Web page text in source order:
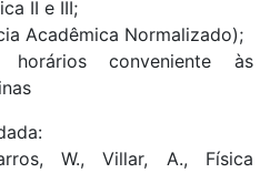
II e III;
Acadêmica Normalizado);
conveniente às
W., Villar, A., Física